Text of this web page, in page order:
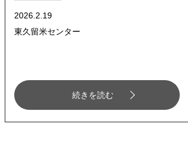
2026.2.19
東久留米センター
続きを読む